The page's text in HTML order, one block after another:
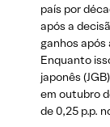
país por
após a
ganhos após
Enquanto
japonês
em outubro
de 0,25 p.p.